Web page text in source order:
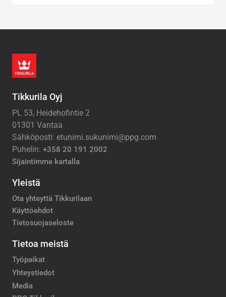
Tikkurila Oyj
PL 53, Heidehofintie 2
01301 Vantaa
Sähköposti: etunimi.sukunimi@ppg.com
Puhelin: +358 20 191 2002
Sijaintimme kartalla
Yleistä
Ota yhteyttä Tikkurilaan
Käyttöehdot
Tietosuojaseloste
Tietoa meistä
Työpaikat
Yhteystiedot
Media